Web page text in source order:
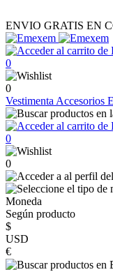
ENVIO GRATIS EN
0
0
Vestimenta Accesorios
0
0
Moneda
Según producto
$
USD
€